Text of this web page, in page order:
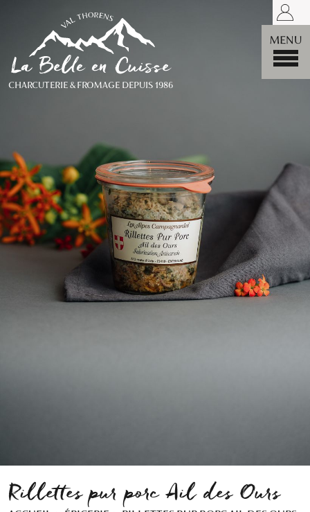
LA
CHARCUTERIE & FROMAGE DEPUIS 1986
MENU
Rillettes pur porc Ail des Ours